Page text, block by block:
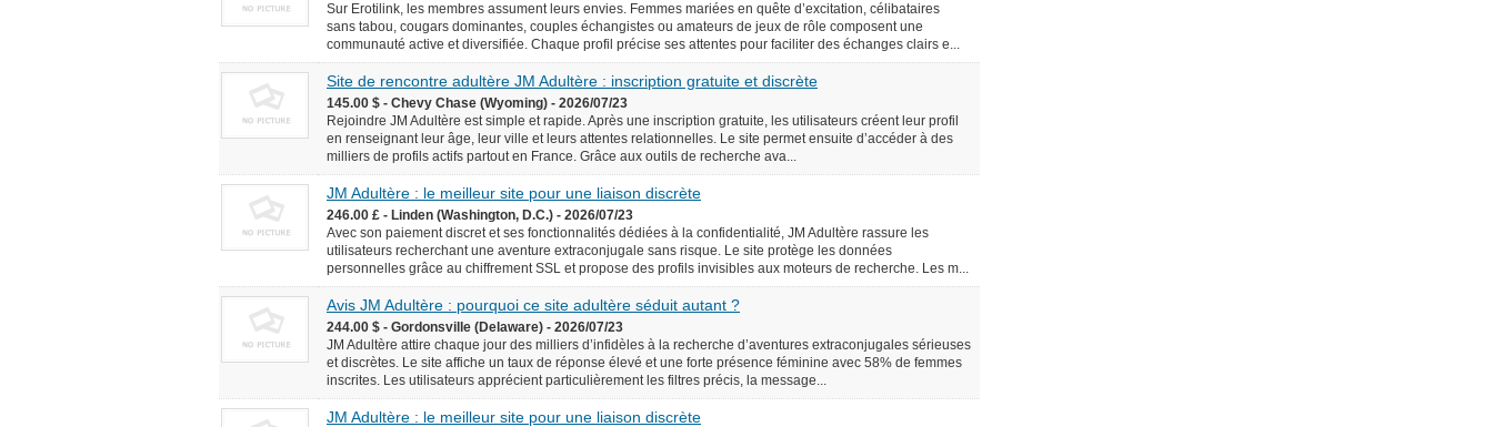
Sur Erotilink, les membres assument leurs envies. Femmes mariées en quête d’excitation, célibataires
sans tabou, cougars dominantes, couples échangistes ou amateurs de jeux de rôle composent une
communauté active et diversifiée. Chaque profil précise ses attentes pour faciliter des échanges clairs e...
Site de rencontre adultère JM Adultère : inscription gratuite et discrète
145.00 $ - Chevy Chase (Wyoming) - 2026/07/23
Rejoindre JM Adultère est simple et rapide. Après une inscription gratuite, les utilisateurs créent leur profil
en renseignant leur âge, leur ville et leurs attentes relationnelles. Le site permet ensuite d’accéder à des
milliers de profils actifs partout en France. Grâce aux outils de recherche ava...
JM Adultère : le meilleur site pour une liaison discrète
246.00 £ - Linden (Washington, D.C.) - 2026/07/23
Avec son paiement discret et ses fonctionnalités dédiées à la confidentialité, JM Adultère rassure les
utilisateurs recherchant une aventure extraconjugale sans risque. Le site protège les données
personnelles grâce au chiffrement SSL et propose des profils invisibles aux moteurs de recherche. Les m...
Avis JM Adultère : pourquoi ce site adultère séduit autant ?
244.00 $ - Gordonsville (Delaware) - 2026/07/23
JM Adultère attire chaque jour des milliers d’infidèles à la recherche d’aventures extraconjugales sérieuses
et discrètes. Le site affiche un taux de réponse élevé et une forte présence féminine avec 58% de femmes
inscrites. Les utilisateurs apprécient particulièrement les filtres précis, la message...
JM Adultère : le meilleur site pour une liaison discrète